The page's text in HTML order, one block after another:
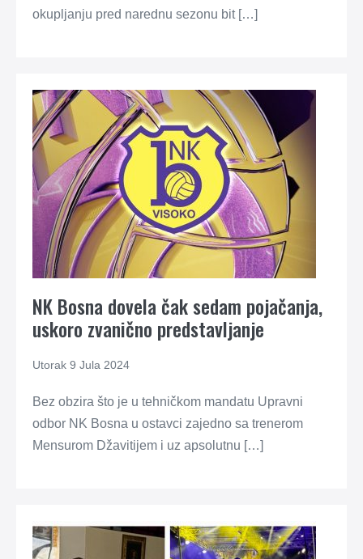
okupljanju pred narednu sezonu bit […]
NK Bosna dovela čak sedam pojačanja,
uskoro zvanično predstavljanje
Utorak 9 Jula 2024
Bez obzira što je u tehničkom mandatu Upravni
odbor NK Bosna u ostavci zajedno sa trenerom
Mensurom Džavitijem i uz apsolutnu […]